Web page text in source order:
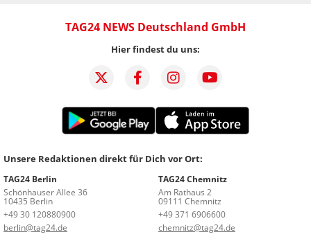
TAG24 NEWS Deutschland GmbH
Hier findest du uns:
Unsere Redaktionen direkt für Dich vor Ort:
TAG24 Berlin
Schönhauser Allee 36
10435 Berlin
+49 30 120880900
berlin@tag24.de
TAG24 Chemnitz
Am Rathaus 2
09111 Chemnitz
+49 371 6906600
chemnitz@tag24.de